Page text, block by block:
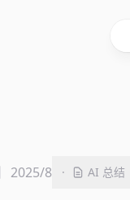
2025/8 · AI 总结